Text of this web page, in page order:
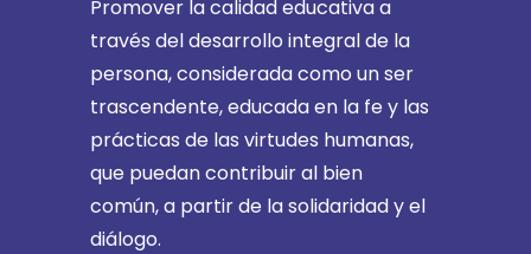
Promover la calidad educativa a
través del desarrollo integral de la
persona, considerada como un ser
trascendente, educada en la fe y las
prácticas de las virtudes humanas,
que puedan contribuir al bien
común, a partir de la solidaridad y el
diálogo.